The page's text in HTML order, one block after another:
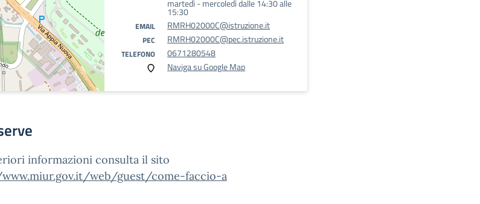
martedì - mercoledì dalle 14:30 alle
15:30
EMAIL RMRH02000C@istruzione.it
PEC RMRH02000C@pec.istruzione.it
TELEFONO
0671280548
Naviga su Google Map
informazioni consulta il sito
web/guest/come-faccio-a